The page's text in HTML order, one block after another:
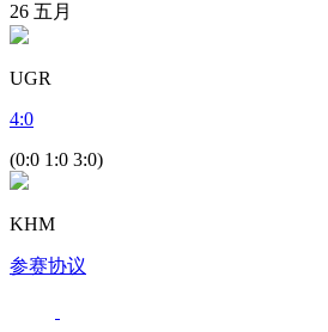
26 五月
UGR
4:0
(0:0 1:0 3:0)
KHM
参赛协议